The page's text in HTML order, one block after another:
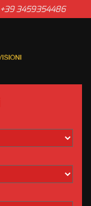
+39 3459354486